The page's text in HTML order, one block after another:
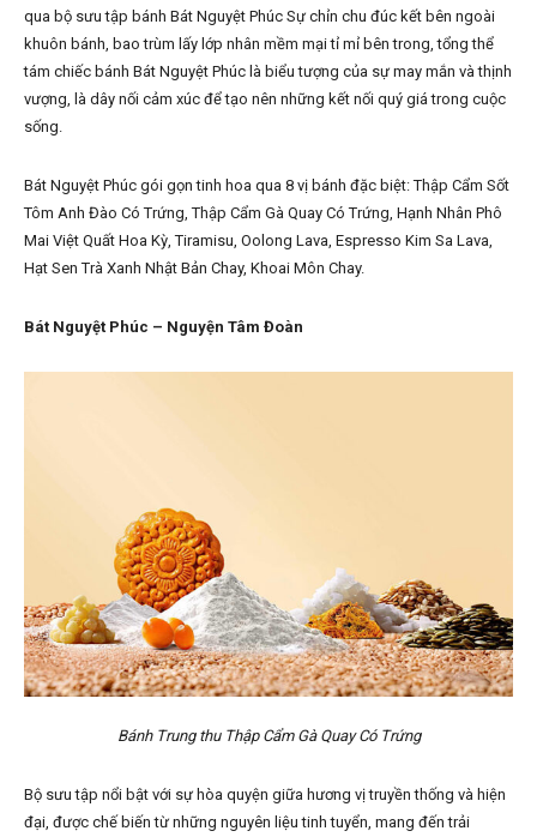
qua bộ sưu tập bánh Bát Nguyệt Phúc Sự chỉn chu đúc kết bên ngoài
khuôn bánh, bao trùm lấy lớp nhân mềm mại tỉ mỉ bên trong, tổng thể
tám chiếc bánh Bát Nguyệt Phúc là biểu tượng của sự may mắn và thịnh
vượng, là dây nối cảm xúc để tạo nên những kết nối quý giá trong cuộc
sống.
Bát Nguyệt Phúc gói gọn tinh hoa qua 8 vị bánh đặc biệt: Thập Cẩm Sốt
Tôm Anh Đào Có Trứng, Thập Cẩm Gà Quay Có Trứng, Hạnh Nhân Phô
Mai Việt Quất Hoa Kỳ, Tiramisu, Oolong Lava, Espresso Kim Sa Lava,
Hạt Sen Trà Xanh Nhật Bản Chay, Khoai Môn Chay.
Bát Nguyệt Phúc – Nguyện Tâm Đoàn
Bánh Trung thu Thập Cẩm Gà Quay Có Trứng
Bộ sưu tập nổi bật với sự hòa quyện giữa hương vị truyền thống và hiện
đại, được chế biến từ những nguyên liệu tinh tuyển, mang đến trải